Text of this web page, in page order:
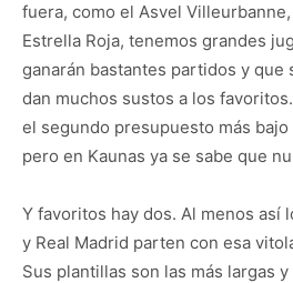
fuera, como el Asvel
Estrella Roja, tenemos grandes
ganarán bastantes partidos y que
dan muchos sustos a los
el segundo presupuesto más
pero en Kaunas ya se sabe que
Y favoritos hay dos. Al menos así
y Real Madrid parten con esa
Sus plantillas son las más largas